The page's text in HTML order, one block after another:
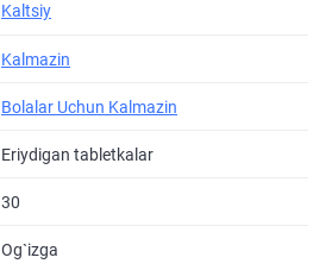
Kaltsiy
Kalmazin
Bolalar Uchun Kalmazin
Eriydigan tabletkalar
30
Og`izga